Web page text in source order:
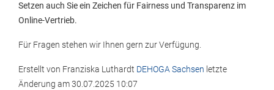
Setzen auch Sie ein Zeichen für Fairness und Transparenz im
Online-Vertrieb.
Für Fragen stehen wir Ihnen gern zur Verfügung.
Erstellt von Franziska Luthardt DEHOGA Sachsen letzte
Änderung am30.07.2025 10:07